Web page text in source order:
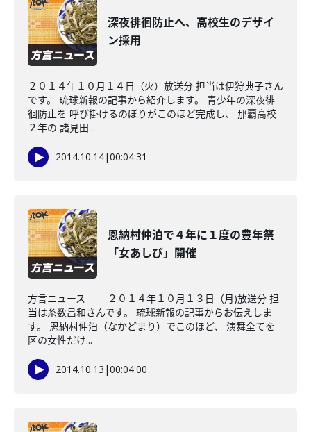
深夜徘徊防止へ、高校生のデザイ
ン採用
２０１４年１０月１４日（火）放送分 担当は伊狩典子さん
です。 琉球新報の記事から紹介します。 青少年の深夜徘
徊防止を 呼び掛けるのぼりがこのほど完成し、 那覇高校
２年の 諸見田...
2014.10.14|00:04:31
恩納村仲泊で４年に１度の豊年祭
「女あしび」開催
方言ニュース ２０１４年１０月１３日（月)放送分 担
当は糸数昌和さんです。 琉球新報の記事からお伝えしま
す。 恩納村仲泊（なかどまり）でこのほど、 演舞全てを
区の女性だけ...
2014.10.13 |00:04:00